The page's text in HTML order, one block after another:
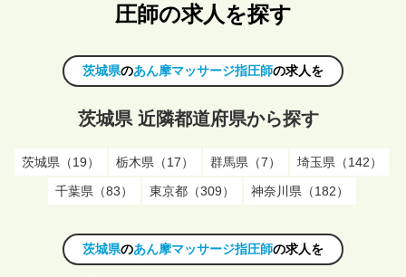
圧師の求人を探す
茨城県のあん摩マッサージ指圧師の求人を
茨城県 近隣都道府県から探す
茨城県（19） 栃木県（17） 群馬県（7）
埼玉県（142）
千葉県（83）
東京都（309） 神奈川県（182）
茨城県のあん摩マッサージ指圧師の求人を